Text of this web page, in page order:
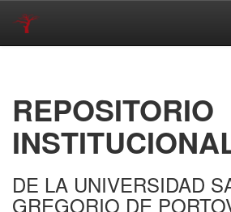
REPOSITORIO
DE LA UNIVERSIDAD
GREGORIO DE